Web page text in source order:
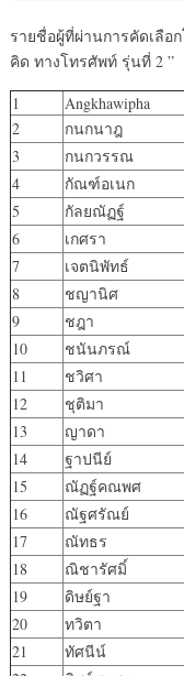
รายชื่อผู้ที่ผ่านการคัดเลือ
คิด ทางโทรศัพท์ รุ่นที่ 2
1
Angkhawipha
2
กนกนาฎ
3
กนกวรรณ
4
กัณฑ์อเนก
5
กัลยณัฏฐ์
6
เกศรา
7
เจตนิพัทธ์
8
ชญานิศ
9
ชฎา
10
ชนันภรณ์
11
ชวิศา
12
ชุติมา
13
ญาดา
14
ฐาปนีย์
15
ณัฏฐ์คณพศ
16
ณัฐศรัณย์
17
ณัทธร
18
ณิชารัศมิ์
19
ดิษย์ฐา
20
ทวิตา
21
ทัศนีน์